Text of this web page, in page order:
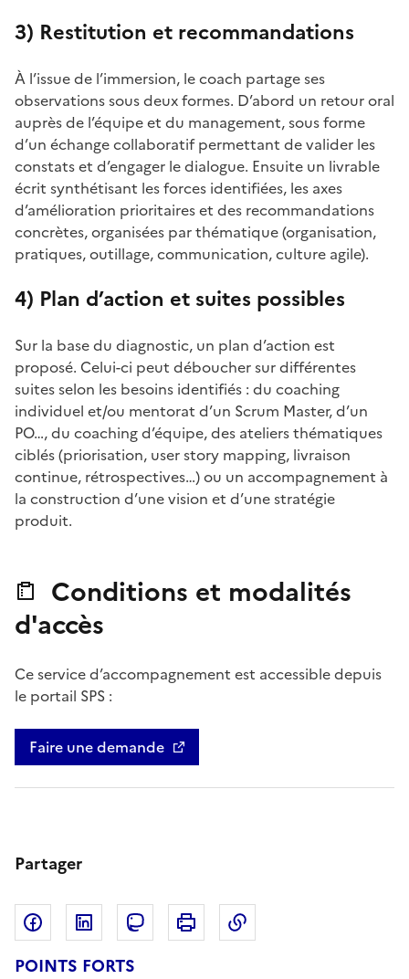
3) Restitution et recommandations
À l’issue de l’immersion, le coach partage ses
observations sous deux formes. D’abord un retour oral
auprès de l’équipe et du management, sous forme
d’un échange collaboratif permettant de valider les
constats et d’engager le dialogue. Ensuite un livrable
écrit synthétisant les forces identifiées, les axes
d’amélioration prioritaires et des recommandations
concrètes, organisées par thématique (organisation,
pratiques, outillage, communication, culture agile).
4) Plan d’action et suites possibles
Sur la base du diagnostic, un plan d’action est
proposé. Celui-ci peut déboucher sur différentes
suites selon les besoins identifiés : du coaching
individuel et/ou mentorat d’un Scrum Master, d’un
PO…, du coaching d’équipe, des ateliers thématiques
ciblés (priorisation, user story mapping, livraison
continue, rétrospectives…) ou un accompagnement à
la construction d’une vision et d’une stratégie
produit.
Conditions et modalités
d'accès
Ce service d’accompagnement est accessible depuis
le portail SPS :
Faire une demande
Partager
Partager sur Facebook
Partager sur LinkedIn
Partager sur Mastodon
Imprimer
POINTS FORTS